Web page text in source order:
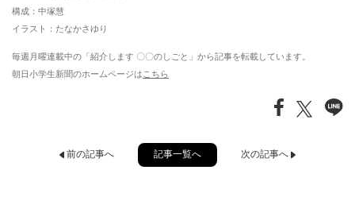
構成：中塚慧
イラスト：たなかさゆり
毎週月曜連載中の「紹介します 〇〇のしごと」から記事を転載しています。
朝日小学生新聞のホームページは こちら
前の記事へ 記事一覧へ 次の記事へ